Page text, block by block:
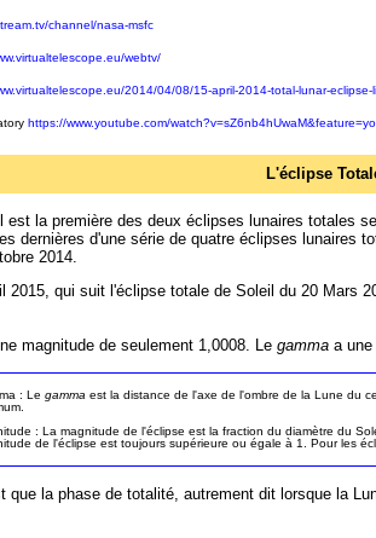
channel/nasa-msfc
webtv/
2014/04/08/15-april-2014-total-lunar-eclipse-
https://www.youtube.com/
L'éclipse
est la première des deux éclipses lunaires totales
dernières d'une série de quatre éclipses
2014.
2015, qui suit l'éclipse totale de Soleil du 20 Mars
magnitude de seulement 1,0008. Le gamma a une
: Le gamma est la distance de l'axe de l'ombre de la Lune du
: La magnitude de l'éclipse est la fraction du diamètre du
de l'éclipse est toujours supérieure ou égale à 1. Pour les
que la phase de totalité, autrement dit lorsque la